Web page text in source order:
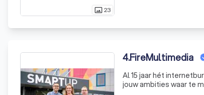
photo_size_select_actual23
4.FireMultimedia
Al 15 jaar hét
jouw ambities waar te